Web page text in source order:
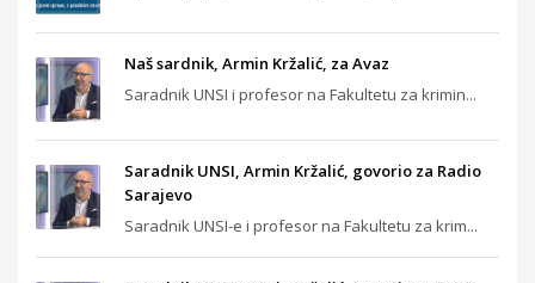
Naš sardnik, Armin Kržalić, za Avaz
Saradnik UNSI i profesor na Fakultetu za krimin...
Saradnik UNSI, Armin Kržalić, govorio za Radio
Sarajevo
Saradnik UNSI-e i profesor na Fakultetu za krim...